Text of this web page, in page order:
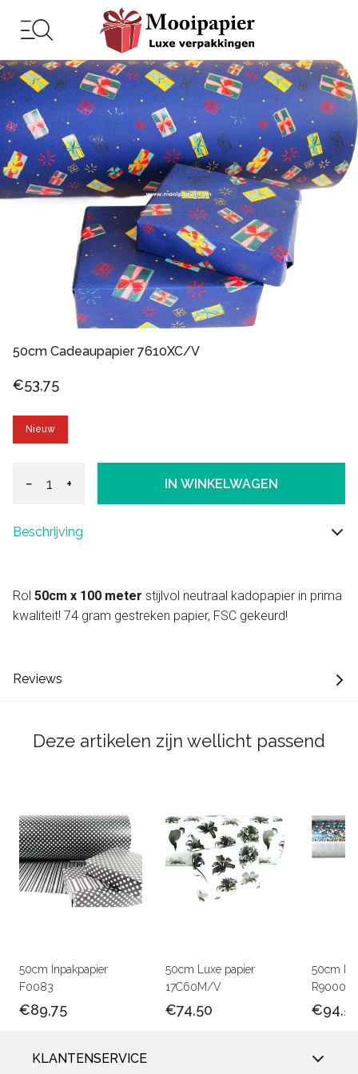
50cm Cadeaupapier 7610XC/V
€53,75
Nieuw
− + IN WINKELWAGEN
Beschrijving
Rol 50cm x 100 meter stijlvol neutraal kadopapier in prima
kwaliteit! 74 gram gestreken papier, FSC gekeurd!
Reviews
Deze artikelen zijn wellicht passend
50cm Inpakpapier
F0083
€89,75
50cm Luxe papier
17C60M/V
€74,50
50cm
KLANTENSERVICE